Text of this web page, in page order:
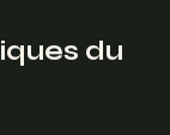
du